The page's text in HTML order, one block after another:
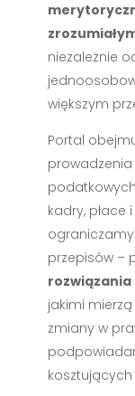
niezależnie
większym
Portal
prowadzenia
kadry, płace
przepisów –
jakimi
zmiany w